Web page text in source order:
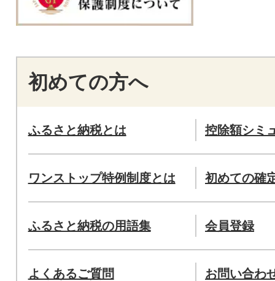
初めての方へ
ふるさと納税とは 控除額シミ
ワンストップ特例制度とは 初めての確
ふるさと納税の用語集 会員登録
よくあるご質問 お問い合わ